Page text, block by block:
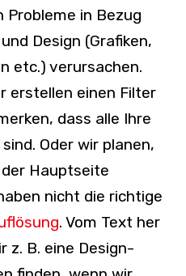
Probleme in Bezug
Design (Grafiken,
etc.) verursachen.
erstellen einen Filter
dass alle Ihre
Oder wir planen,
Hauptseite
nicht die richtige
. Vom Text her
z. B. eine Design-